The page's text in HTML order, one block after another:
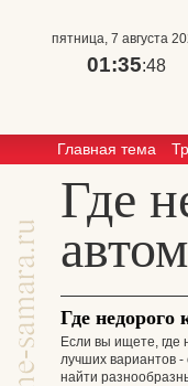
пятница, 7 августа
01:35:48
Главная тема
Где
Где
Если вы ищете, где
лучших вариантов -
найти